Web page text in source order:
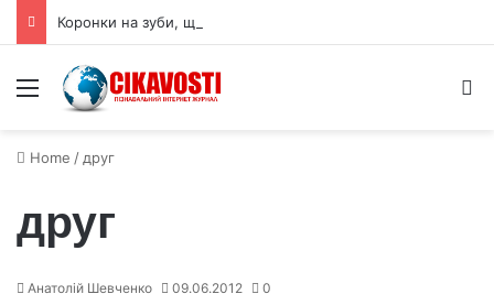
Коронки на зуби, що важливо знати при виборі
Menu
Home / друг
друг
Анатолій Шевченко 09.06.2012 0